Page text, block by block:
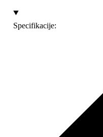
Specifikacije: